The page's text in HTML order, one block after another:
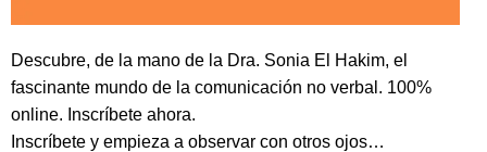
Descubre, de la mano de la Dra. Sonia El Hakim, el
fascinante mundo de la comunicación no verbal. 100%
online. Inscríbete ahora.
Inscríbete y empieza a observar con otros ojos…